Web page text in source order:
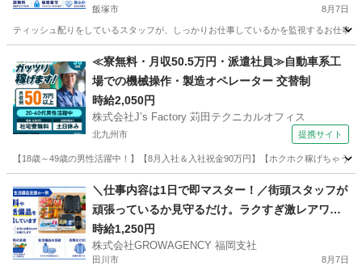
飯塚市 8月7日
ティッシュ配りをしているスタッフが、しっかりお仕事しているかを監視するお仕事
その他 ピンチ
≪寮無料・月収50.5万円・派遣社員≫自動車系工
場での機械操作・製造オペレーター 交替制
時給2,050円
株式会社J’s Factory 苅田テクニカルオフィス
北九州市 提携サイト
【18歳～49歳の男性活躍中！】【8月入社＆入社祝金90万円】【ホクホク稼げちゃ
その他
＼仕事内容は1日で即マスター！／街頭スタッフが
頑張っているか見守るだけ。ラクすぎ激レアワー
ク✨
時給1,250円
株式会社GROWAGENCY 福岡支社
田川市 8月7日